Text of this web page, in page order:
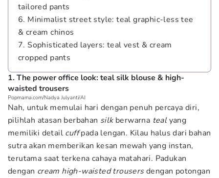
tailored pants
6. Minimalist street style: teal graphic-less tee
& cream chinos
7. Sophisticated layers: teal vest & cream
cropped pants
1. The power office look: teal silk blouse & high-
waisted trousers
Popmama.com/Nadya Julyanti/AI
Nah, untuk memulai hari dengan penuh percaya diri,
pilihlah atasan berbahan silkberwarna tealyang
memiliki detail cuffpada lengan. Kilau halus dari bahan
sutra akan memberikan kesan mewah yang instan,
terutama saat terkena cahaya matahari. Padukan
dengan cream high-waisted trousersdengan potongan